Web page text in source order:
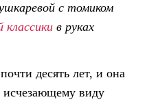
с томиком
классикив руках
десять лет, и она
исчезающему виду